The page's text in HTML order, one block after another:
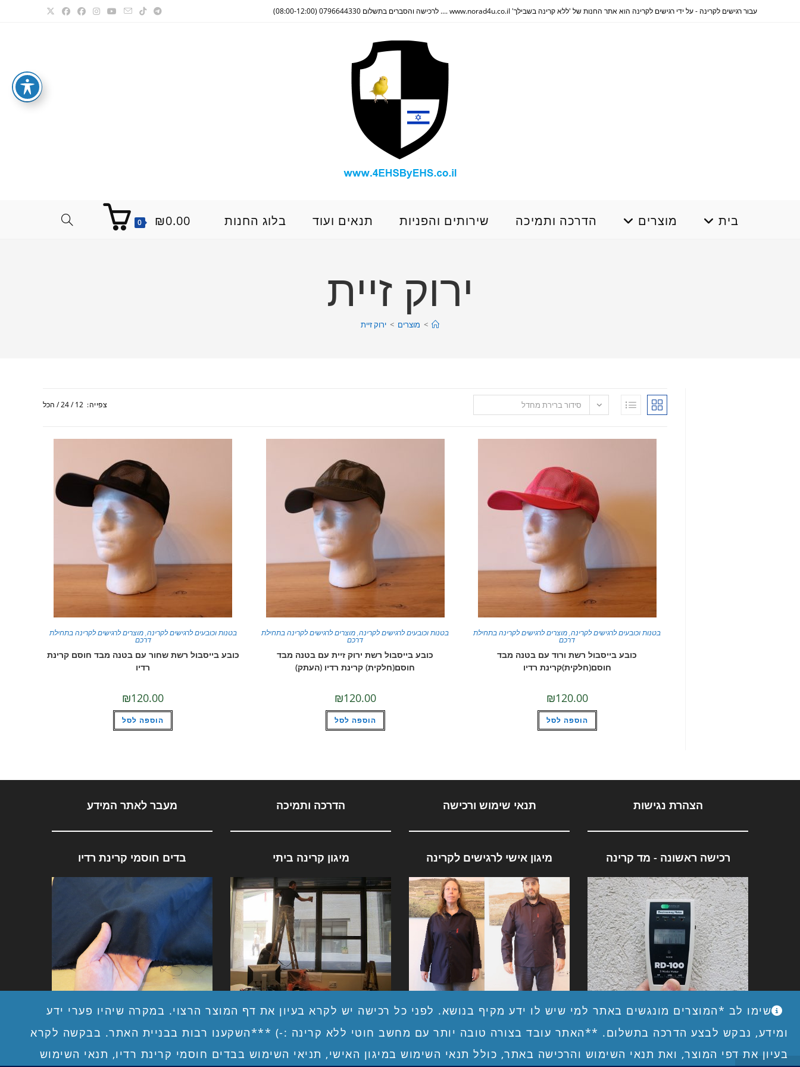
שימו לב *המוצרים מונגשים באתר למי שיש לו ידע מקיף בנושא. לפני כל רכישה יש לקרא בעיון את דף המוצר הרצוי. במקרה שיהיו פערי ידע
ומידע, נבקש לבצע הדרכה בתשלום. **האתר עובד בצורה טובה יותר עם מחשב חוטי ללא קרינה :-) ***השקענו רבות בבניית האתר. בבקשה לקרא
בעיון את דפי המוצר, ואת תנאי השימוש והרכישה באתר, כולל תנאי השימוש במיגון האישי, תניאי השימוש בבדים חוסמי קרינת רדיו, תנאי השימוש
עבור רגישים לקרינה - על ידי רגישים לקרינה הוא אתר החנות של 'ללא קרינה בשבילך' www.norad4u.co.il .... לרכישה והסברים בתשלום 0796644330 (08:00-12:00)
בית מוצרים הדרכה ותמיכה שירותים והפניות תנאים ועוד בלוג החנות 0 ₪0.00
TOGGLE
ירוק זיית
> מוצרים > ירוק זיית
סידור ברירת מחדל צפייה: 12
24 הכל
בטנות וכובעים לרגישים לקרינה,מוצרים לרגישים לקרינה בתחילת
דרכם
כובע בייסבול רשת ורוד עם בטנה מבד
חוסם(חלקית)קרינת רדיו
₪120.00
הוספה לסל
בטנות וכובעים לרגישים לקרינה,מוצרים לרגישים לקרינה בתחילת
דרכם
כובע בייסבול רשת ירוק זיית עם בטנה מבד
חוסם(חלקית) קרינת רדיו (העתק)
₪120.00
הוספה לסל
בטנות וכובעים לרגישים לקרינה,מוצרים לרגישים לקרינה בתחילת
דרכם
כובע בייסבול רשת שחור עם בטנה מבד חוסם קרינת
רדיו
₪120.00
הוספה לסל
הצהרת נגישות
רכישה ראשונה - מד קרינה
מד קרינה ENV RD-100
תנאי שימוש ורכישה
מיגון אישי לרגישים לקרינה
מיגון אישי לרגישים לקרינה
הדרכה ותמיכה
מיגון קרינה ביתי
מיגון ביתי לקרינה בלתי מייננת
מעבר לאתר המידע
בדים חוסמי קרינת רדיו
בדים חוסמי קרינת רדיו
דף הבית – ברוכים הבאים www.4EHSByEHS.co.il - 'עבור רגישים לקרינה על ידי רגישים לקרינה' - החל מ 2012 (האתר החדש נבנה ב2020) ...